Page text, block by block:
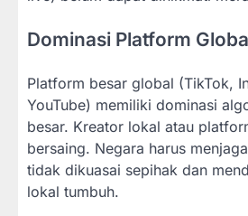
Dominasi Platform
Platform besar global (TikTok,
YouTube) memiliki dominasi
besar. Kreator lokal atau
bersaing. Negara harus
tidak dikuasai sepihak dan
lokal tumbuh.